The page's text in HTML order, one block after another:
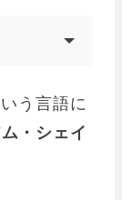
う言語に
・シェイ